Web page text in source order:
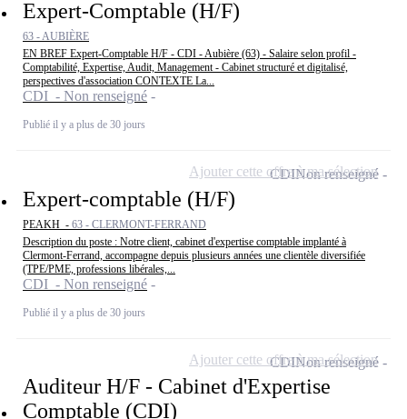
Expert-Comptable (H/F)
63 - AUBIÈRE
EN BREF Expert-Comptable H/F - CDI - Aubière (63) - Salaire selon profil -
Comptabilité, Expertise, Audit, Management - Cabinet structuré et digitalisé,
perspectives d'association CONTEXTE La...
CDI - Non renseigné
Publié il y a plus de 30 jours
Expert-comptable (H/F)
PEAKH - 63 - CLERMONT-FERRAND
Description du poste : Notre client, cabinet d'expertise comptable implanté à
Clermont-Ferrand, accompagne depuis plusieurs années une clientèle diversifiée
(TPE/PME, professions libérales,...
CDI - Non renseigné
Publié il y a plus de 30 jours
CDINon renseigné
Ajouter cette offre à ma sélection
Auditeur H/F - Cabinet d'Expertise
Comptable (CDI)
CDINon renseigné
Ajouter cette offre à ma sélection